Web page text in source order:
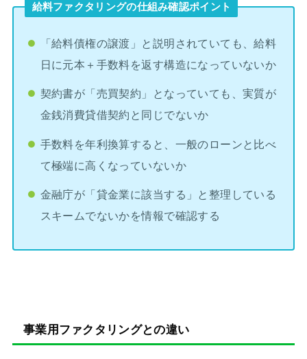
給料ファクタリングの仕組み確認ポイント
「給料債権の譲渡」と説明されていても、給料
日に元本＋手数料を返す構造になっていないか
契約書が「売買契約」となっていても、実質が
金銭消費貸借契約と同じでないか
手数料を年利換算すると、一般のローンと比べ
て極端に高くなっていないか
金融庁が「貸金業に該当する」と整理している
スキームでないかを情報で確認する
事業用ファクタリングとの違い